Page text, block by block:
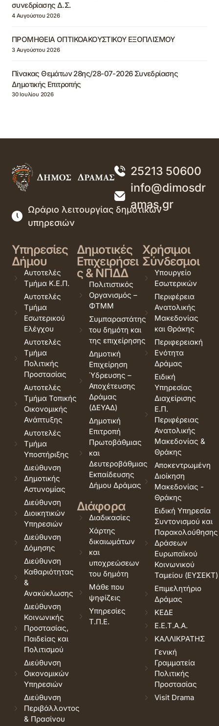
συνεδρίασης Δ.Σ.
4 Αυγούστου 2026
ΠΡΟΜΗΘΕΙΑ ΟΠΤΙΚΟΑΚΟΥΣΤΙΚΟΥ ΕΞΟΠΛΙΣΜΟΥ
3 Αυγούστου 2026
Πίνακας Θεμάτων 28ης/28-07-2026 Συνεδρίασης
Δημοτικής Επιτροπής
30 Ιουλίου 2026
25213 50600
info@dimosdr
amas.gr
Ωράριο λειτουργίας δημοτικών
υπηρεσιών
Υπηρεσίες
Δήμου
Αυτοτελές
Τμήμα Κ.Ε.Π.
Αυτοτελές
Τμήμα
Εσωτερικού
Ελέγχου
Αυτοτελές
Τμήμα
Πολιτικής
Προστασίας
Αυτοτελές
Τμήμα Τοπικής
Οικονομικής
Ανάπτυξης
Αυτοτελές
Τμήμα
Υποστήριξης
Διεύθυνση
Δημοτικής
Αστυνομίας
Διεύθυνση
Διοικητικών
Υπηρεσιών
Διεύθυνση
Δόμησης
Διεύθυνση
Καθαριότητας
&
Ανακύκλωσης
Διεύθυνση
Κοινωνικής
Προστασίας,
Παιδείας και
Πολιτισμού
Διεύθυνση
Οικονομικών
Υπηρεσιών
Διεύθυνση
Περιβάλλοντος
& Πρασίνου
Δημοτικές
Επιχειρήσει
ς & ΝΠΔΔ
Πολιτιστικός
Οργανισμός –
ΦΤΜΜ
Συμπαραστάτης
του δημότη και
της επιχείρησης
Δημοτική
Επιχείρηση
Ύδρευσης –
Αποχέτευσης
Δράμας
(ΔΕΥΑΔ)
Δημοτική
Επιτροπή
Πρωτοβάθμιας
και
Δευτεροβάθμιας
Εκπαίδευσης
Δήμου Δράμας
Διάφορα
Διαδικασίες
Χάρτης
δικαιωμάτων
και
υποχρεώσεων
του δημότη
Μάθε που
ψηφίζεις
Υπηρεσίες
Τ.Π.Ε.
Χρήσιμοι
Σύνδεσμοι
Υπουργείο
Εσωτερικών
Περιφέρεια
Ανατολικής
Μακεδονίας
και Θράκης
Περιφερειακή
Ενότητα
Δράμας
Ειδική
Υπηρεσίας
Διαχείρισης
Ε.Π.
Περιφέρειας
Ανατολικής
Μακεδονίας &
Θράκης
Αποκεντρωμένη
Διοίκηση
Μακεδονίας -
Θράκης
Ειδική Υπηρεσία
Συντονισμού και
Παρακολούθησης
Δράσεων
Ευρωπαϊκού
Κοινωνικού
Ταμείου (ΕΥΣΕΚΤ)
Επιμελητήριο
Δράμας
ΚΕΔΕ
Ε.Ε.Τ.Α.Α.
ΚΑΛΛΙΚΡΑΤΗΣ
Γενική
Γραμματεία
Πολιτικής
Προστασίας
Visit Drama